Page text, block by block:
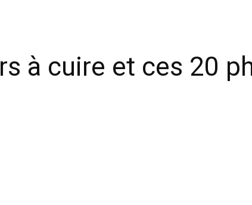
à cuire et ces 20